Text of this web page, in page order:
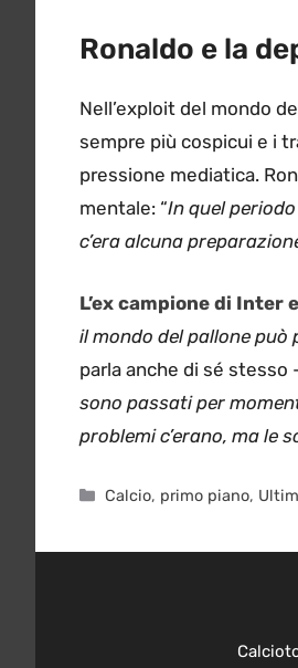
Ronaldo e la
Nell’exploit del mondo
sempre più cospicui e i
pressione mediatica.
mentale: “In quel periodo
c’era alcuna
L’ex campione di Inter
il mondo del pallone
parla anche di sé stesso
sono passati per
problemi c’erano, ma le
Categorie
Calcio, primo piano,